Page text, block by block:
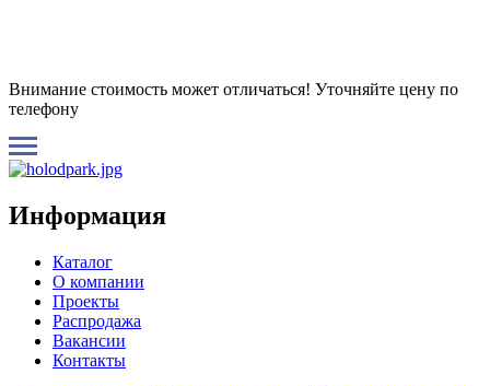
Внимание стоимость может отличаться! Уточняйте цену по
телефону
Информация
Каталог
О компании
Проекты
Распродажа
Вакансии
Контакты